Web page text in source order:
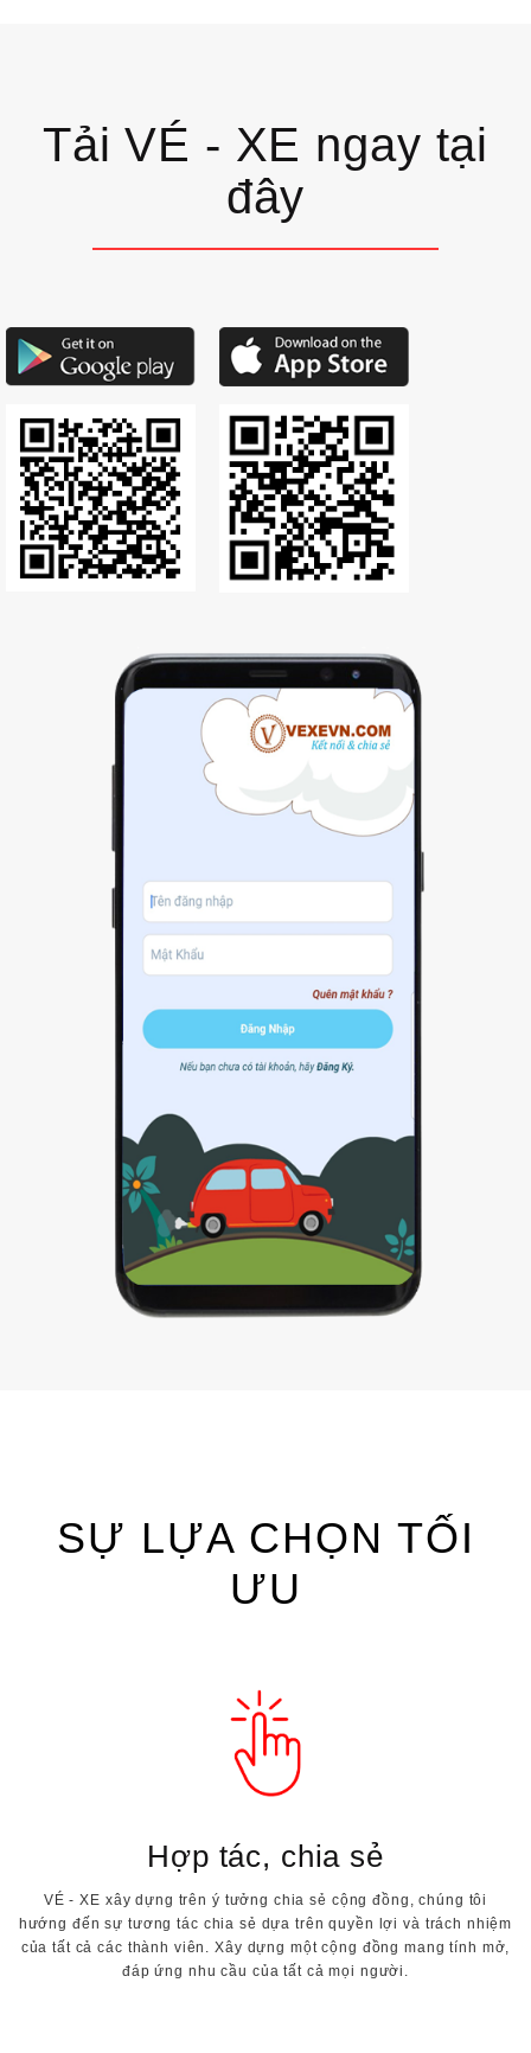
Tải VÉ - XE ngay tại
đây
SỰ LỰA CHỌN TỐI
ƯU
Hợp tác, chia sẻ
VÉ - XE xây dựng trên ý tưởng chia sẻ cộng đồng, chúng tôi
hướng đến sự tương tác chia sẻ dựa trên quyền lợi và trách nhiệm
của tất cả các thành viên. Xây dựng một cộng đồng mang tính mở,
đáp ứng nhu cầu của tất cả mọi người.